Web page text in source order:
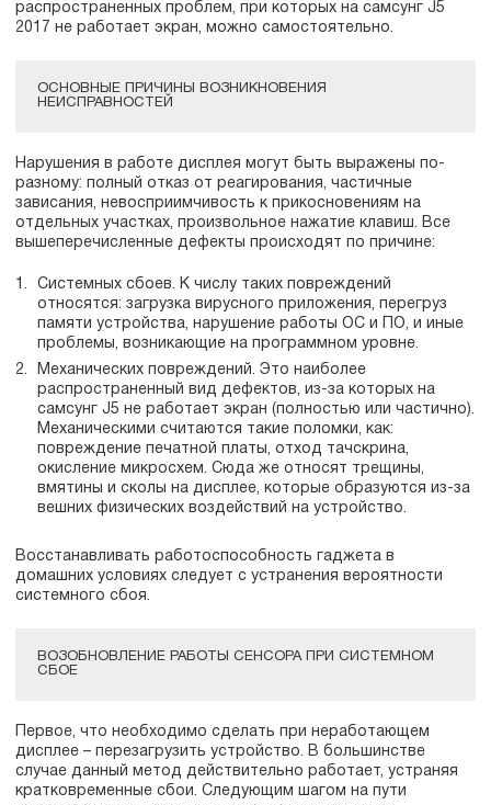
распространенных проблем, при которых на самсунг J5
2017 не работает экран, можно самостоятельно.
ОСНОВНЫЕ ПРИЧИНЫ ВОЗНИКНОВЕНИЯ
НЕИСПРАВНОСТЕЙ
Нарушения в работе дисплея могут быть выражены по-
разному: полный отказ от реагирования, частичные
зависания, невосприимчивость к прикосновениям на
отдельных участках, произвольное нажатие клавиш. Все
вышеперечисленные дефекты происходят по причине:
Системных сбоев. К числу таких повреждений
относятся: загрузка вирусного приложения, перегруз
памяти устройства, нарушение работы ОС и ПО, и иные
проблемы, возникающие на программном уровне.
Механических повреждений. Это наиболее
распространенный вид дефектов, из-за которых на
самсунг J5 не работает экран (полностью или частично).
Механическими считаются такие поломки, как:
повреждение печатной платы, отход тачскрина,
окисление микросхем. Сюда же относят трещины,
вмятины и сколы на дисплее, которые образуются из-за
вешних физических воздействий на устройство.
Восстанавливать работоспособность гаджета в
домашних условиях следует с устранения вероятности
системного сбоя.
ВОЗОБНОВЛЕНИЕ РАБОТЫ СЕНСОРА ПРИ СИСТЕМНОМ
СБОЕ
Первое, что необходимо сделать при неработающем
дисплее – перезагрузить устройство. В большинстве
случае данный метод действительно работает, устраняя
кратковременные сбои. Следующим шагом на пути